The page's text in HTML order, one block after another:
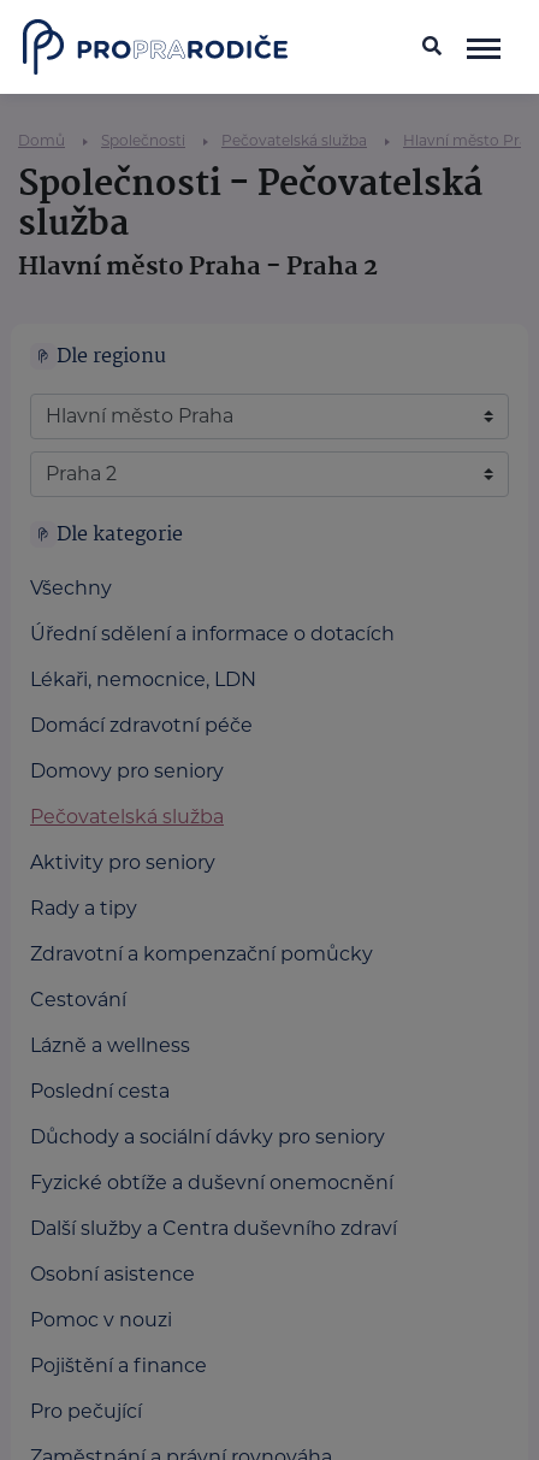
Domů Společnosti Pečovatelská služba Hlavní město
Společnosti - Pečovatelská
služba
Hlavní město Praha - Praha 2
Dle regionu
Dle kategorie
Všechny
Úřední sdělení a informace o dotacích
Lékaři, nemocnice, LDN
Domácí zdravotní péče
Domovy pro seniory
Pečovatelská služba
Aktivity pro seniory
Rady a tipy
Zdravotní a kompenzační pomůcky
Cestování
Lázně a wellness
Poslední cesta
Důchody a sociální dávky pro seniory
Fyzické obtíže a duševní onemocnění
Další služby a Centra duševního zdraví
Osobní asistence
Pomoc v nouzi
Pojištění a finance
Pro pečující